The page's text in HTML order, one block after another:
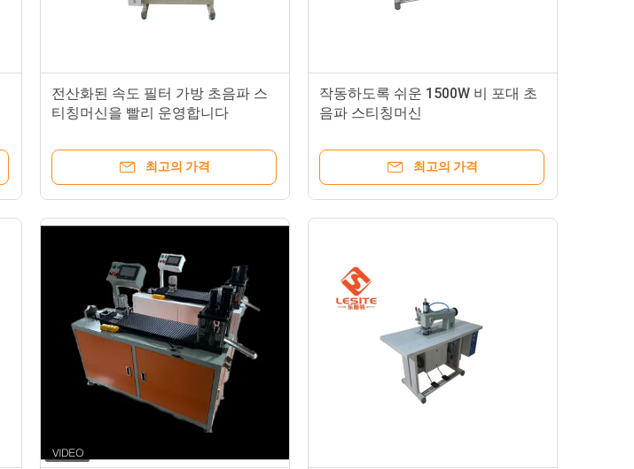
전산화된 속도 필터 가방 초음파 스
티칭머신을 빨리 운영합니다
최고의 가격
작동하도록 쉬운 1500W 비 포대 초
음파 스티칭머신
최고의 가격